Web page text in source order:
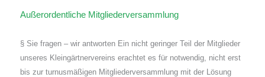
Außerordentliche Mitgliederversammlung
§ Sie fragen – wir antworten Ein nicht geringer Teil der Mitglieder
unseres Kleingärtnervereins erachtet es für notwendig, nicht erst
bis zur turnusmäßigen Mitgliederversammlung mit der Lösung